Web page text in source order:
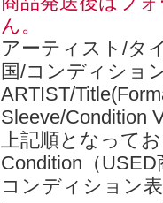
ん。
アーティスト/タ
国/コンディショ
ARTIST/
Sleeve/Condition
上記順となって
Condition（
コンディション